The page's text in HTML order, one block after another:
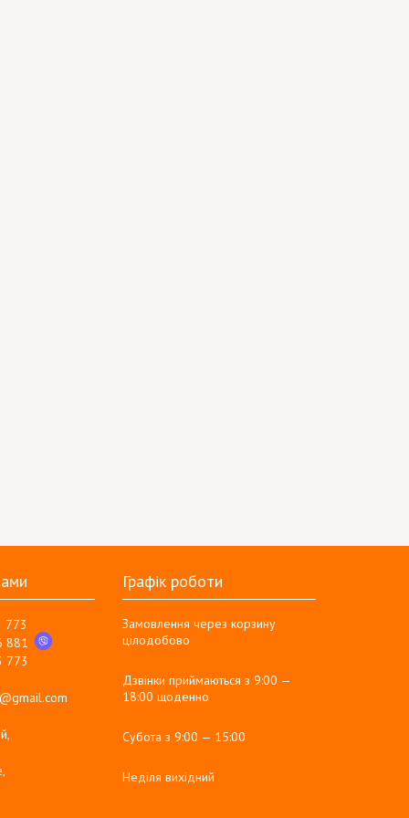
773
881
773
Графік роботи
Замовлення через корзину
цілодобово
Дзвінки приймаються з 9:00 —
18:00 щоденно
Субота з 9:00 — 15:00
Неділя вихідний